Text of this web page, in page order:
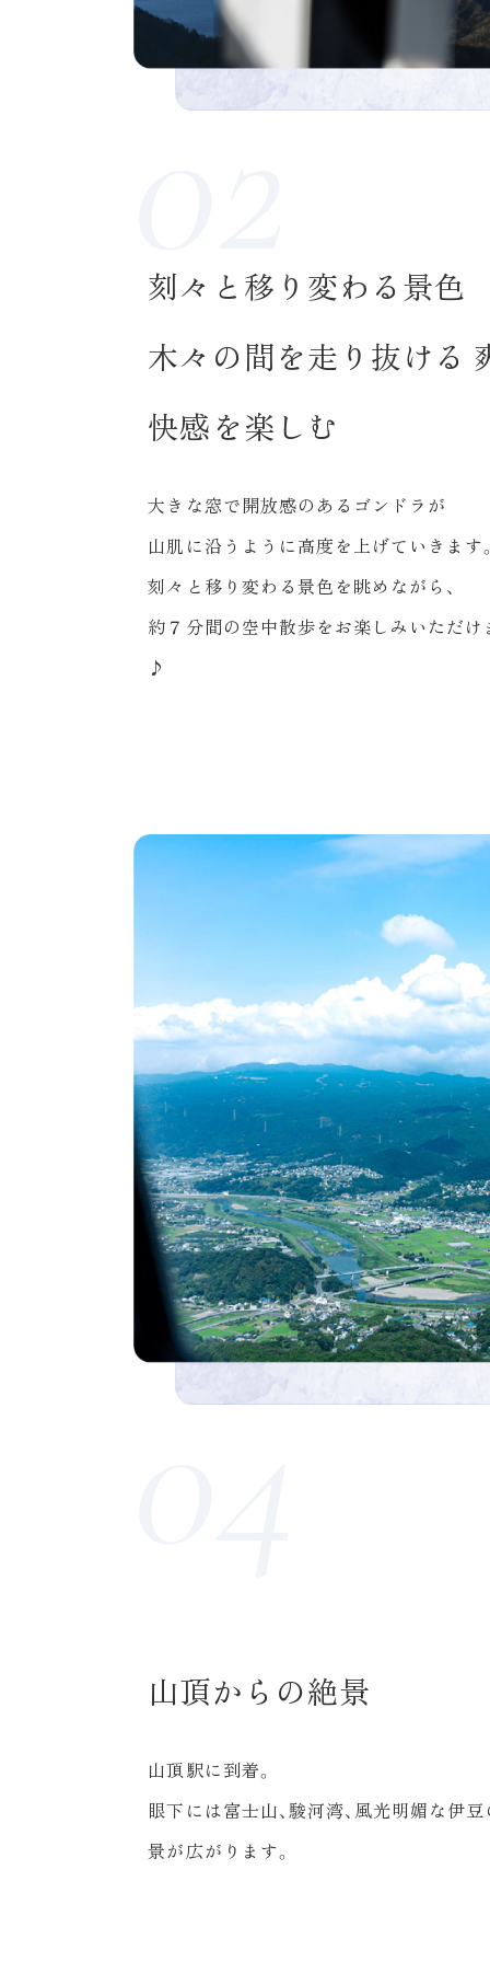
刻々と移り変わる景色
木々の間を走り抜ける
快感を楽しむ
大きな窓で開放感のあるゴンドラが
山肌に沿うように高度を上げていきます
刻々と移り変わる景色を眺めながら、
約７分間の空中散歩をお楽しみいただけ
♪
山頂からの絶景
山頂駅に到着。
眼下には富士山、駿河湾、風光明媚な伊
景が広がります。